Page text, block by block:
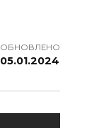
ОБНОВЛЕНО
05.01.2024